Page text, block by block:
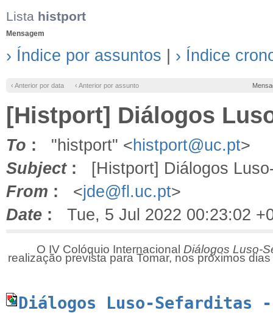
Lista histport
Mensagem
› Índice por assuntos › Índice
‹ Anterior por data ‹ Anterior por assunto
[Histport] Diálogos
To : "histport" <histport@uc.pt>
Subject: [Histport] Diálogos
From : <jde@fl.uc.pt>
Date : Tue, 5 Jul 2022 00:23:02
O IV Colóquio Internacional Diálogos Luso-
realização prevista para Tomar, nos próximos
Diálogos Luso-Sefarditas